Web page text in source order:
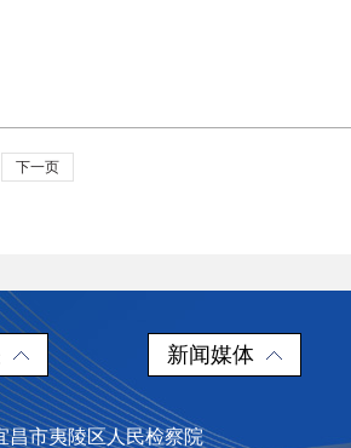
下一页
新闻媒体
昌市夷陵区人民检察院